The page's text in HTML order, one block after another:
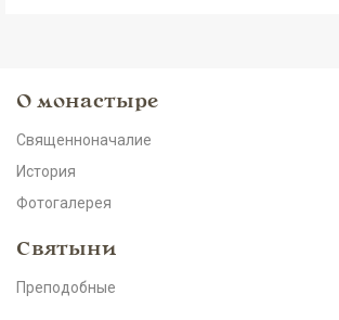
О монастыре
Священноначалие
История
Фотогалерея
Святыни
Преподобные